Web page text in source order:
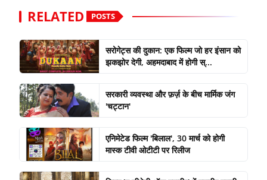
RELATED POSTS
सरोगेट्स की दुकान: एक फिल्म जो हर इंसान को
झकझोर देगी, अहमदाबाद में होगी स्...
सरकारी व्यवस्था और फ़र्ज़ के बीच मार्मिक जंग
'चट्टान'
एनिमेटेड फिल्म 'बिलाल', 30 मार्च को होगी
मास्क टीवी ओटीटी पर रिलीज